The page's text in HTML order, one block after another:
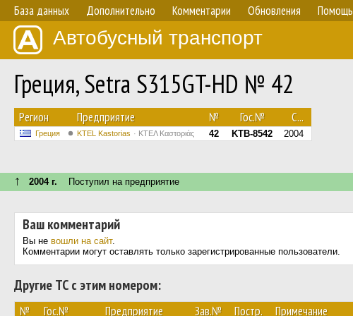
База данных Дополнительно Комментарии Обновления Помощь
Автобусный транспорт
Греция, Setra S315GT-HD № 42
Регион Предприятие № Гос.№ С...
Греция KTEL Kastorias ΚΤΕΛ Καστοριάς 42 KTB-8542 2004
↑ 2004 г. Поступил на предприятие
Ваш комментарий
Вы не вошли на сайт.
Комментарии могут оставлять только зарегистрированные пользователи.
Другие ТС с этим номером:
№ Гос.№ Предприятие Зав.№ Постр. Примечание